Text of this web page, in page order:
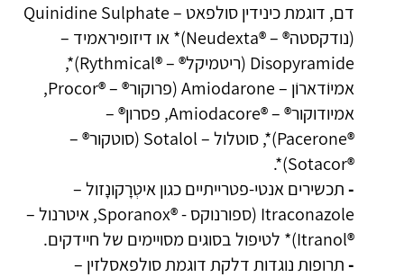
דם, דוגמת כינידין סולפאט – Quinidine Sulphate
(נודקסטה® – ®Neudexta)* או דיזופיראמיד –
Disopyramide (ריטמיקל® – ®Rythmical)*,
אמיוֹדארוֹן – Amiodarone (פרוקור® – ®Procor,
אמיודוקור® – ®Amiodacore, פסרון® –
®Pacerone)*, סוטלול – Sotalol (סוטקור® –
®Sotacor)*.
-תכשירים אנטי-פטרייתיים כגון איטְרָקונָזול –
Itraconazole (ספורנוקס - ®Sporanox, איטרנול –
®Itranol)* לטיפול בסוגים מסויימים של חיידקים.
-תרופות נוגדות דלקת דוגמת סולפאסלזין –